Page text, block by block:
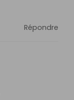
Répondre